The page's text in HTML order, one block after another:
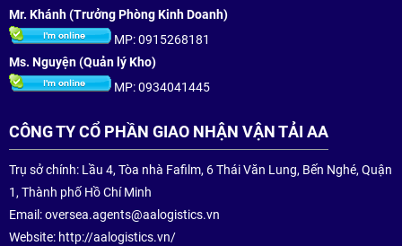
Mr. Khánh (Trưởng Phòng Kinh Doanh)
MP: 0915268181
Ms. Nguyện (Quản lý Kho)
MP: 0934041445
CÔNG TY CỔ PHẦN GIAO NHẬN VẬN TẢI AA
Trụ sở chính: Lầu 4, Tòa nhà Fafilm, 6 Thái Văn Lung, Bến Nghé, Quận
1, Thành phố Hồ Chí Minh
Email:oversea.agents@aalogistics.vn
Website: http://aalogistics.vn/